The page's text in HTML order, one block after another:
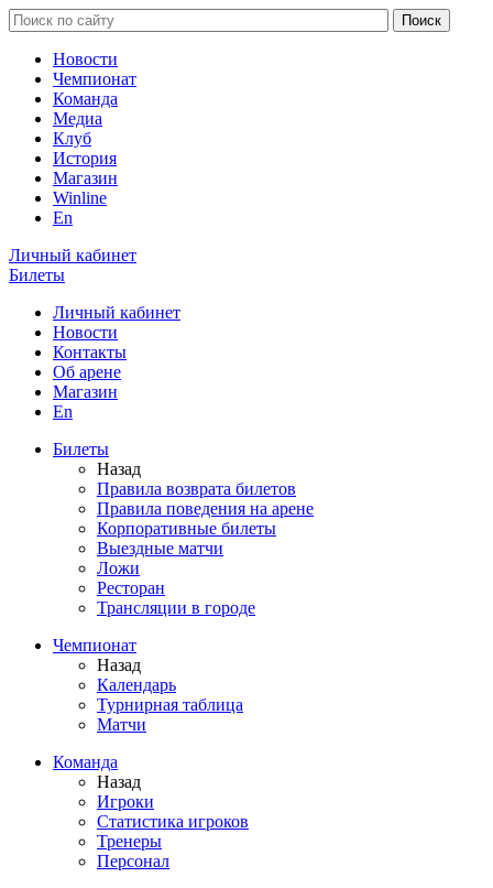
Новости
Чемпионат
Команда
Медиа
Клуб
История
Магазин
Winline
En
Личный кабинет
Билеты
Личный кабинет
Новости
Контакты
Об арене
Магазин
En
Билеты
Назад
Правила возврата билетов
Правила поведения на арене
Корпоративные билеты
Выездные матчи
Ложи
Ресторан
Трансляции в городе
Чемпионат
Назад
Календарь
Турнирная таблица
Матчи
Команда
Назад
Игроки
Статистика игроков
Тренеры
Персонал